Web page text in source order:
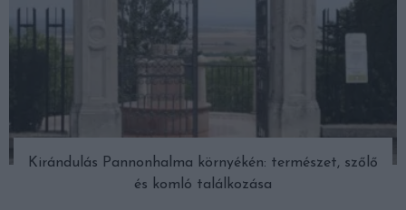
Kirándulás Pannonhalma környékén: természet, szőlő
és komló találkozása